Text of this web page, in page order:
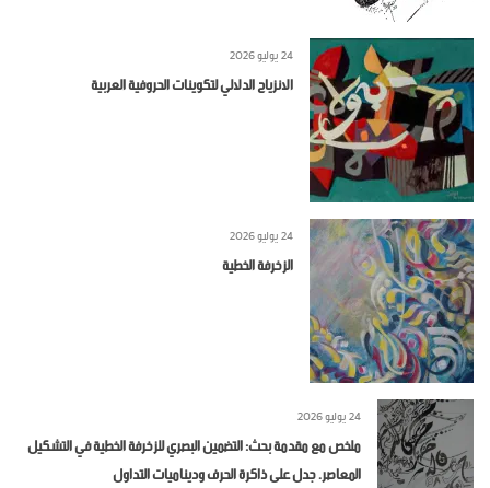
24 يوليو 2026
الانزياح الدلالي لتكوينات الحروفية العربية
24 يوليو 2026
الزخرفة الخطية
24 يوليو 2026
ملخص مع مقدمة بحث: التضمين البصري للزخرفة الخطية في التشكيل
المعاصر. جدل على ذاكرة الحرف وديناميات التداول